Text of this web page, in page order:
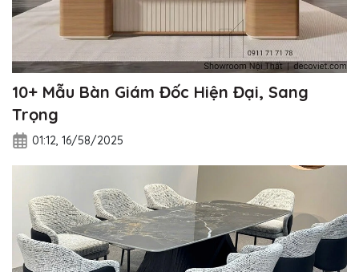
10+ Mẫu Bàn Giám Đốc Hiện Đại, Sang
Trọng
01:12, 16/58/2025